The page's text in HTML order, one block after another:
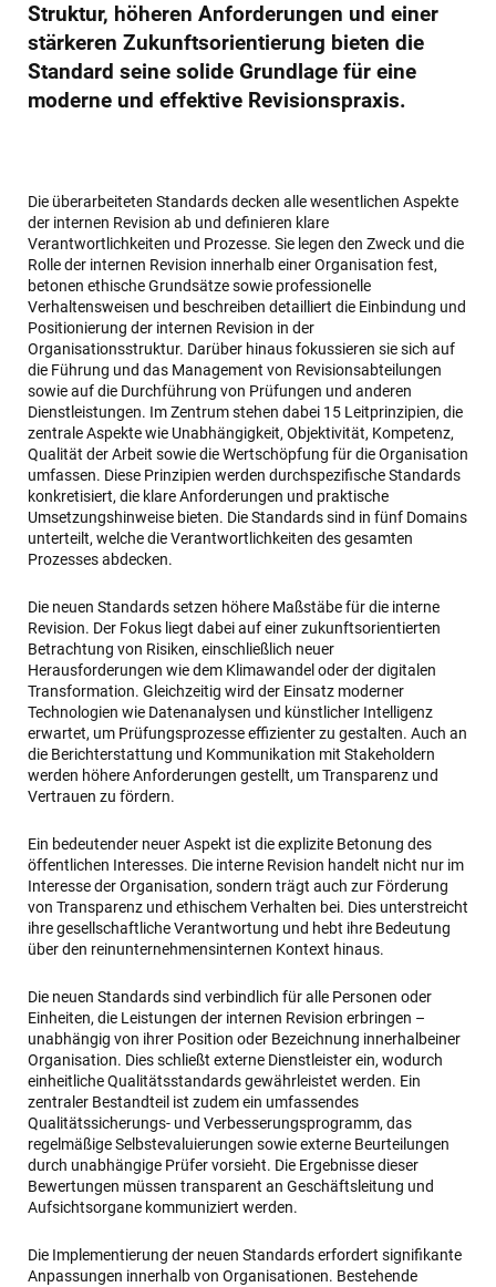
Struktur, höheren Anforderungen und einer
stärkeren Zukunftsorientierung bieten die
Standard seine solide Grundlage für eine
moderne und effektive Revisionspraxis.
Die überarbeiteten Standards decken alle wesentlichen Aspekte
der internen Revision ab und definieren klare
Verantwortlichkeiten und Prozesse. Sie legen den Zweck und die
Rolle der internen Revision innerhalb einer Organisation fest,
betonen ethische Grundsätze sowie professionelle
Verhaltensweisen und beschreiben detailliert die Einbindung und
Positionierung der internen Revision in der
Organisationsstruktur. Darüber hinaus fokussieren sie sich auf
die Führung und das Management von Revisionsabteilungen
sowie auf die Durchführung von Prüfungen und anderen
Dienstleistungen. Im Zentrum stehen dabei 15 Leitprinzipien, die
zentrale Aspekte wie Unabhängigkeit, Objektivität, Kompetenz,
Qualität der Arbeit sowie die Wertschöpfung für die Organisation
umfassen. Diese Prinzipien werden durchspezifische Standards
konkretisiert, die klare Anforderungen und praktische
Umsetzungshinweise bieten. Die Standards sind in fünf Domains
unterteilt, welche die Verantwortlichkeiten des gesamten
Prozesses abdecken.
Die neuen Standards setzen höhere Maßstäbe für die interne
Revision. Der Fokus liegt dabei auf einer zukunftsorientierten
Betrachtung von Risiken, einschließlich neuer
Herausforderungen wie dem Klimawandel oder der digitalen
Transformation. Gleichzeitig wird der Einsatz moderner
Technologien wie Datenanalysen und künstlicher Intelligenz
erwartet, um Prüfungsprozesse effizienter zu gestalten. Auch an
die Berichterstattung und Kommunikation mit Stakeholdern
werden höhere Anforderungen gestellt, um Transparenz und
Vertrauen zu fördern.
Ein bedeutender neuer Aspekt ist die explizite Betonung des
öffentlichen Interesses. Die interne Revision handelt nicht nur im
Interesse der Organisation, sondern trägt auch zur Förderung
von Transparenz und ethischem Verhalten bei. Dies unterstreicht
ihre gesellschaftliche Verantwortung und hebt ihre Bedeutung
über den reinunternehmensinternen Kontext hinaus.
Die neuen Standards sind verbindlich für alle Personen oder
Einheiten, die Leistungen der internen Revision erbringen –
unabhängig von ihrer Position oder Bezeichnung innerhalbeiner
Organisation. Dies schließt externe Dienstleister ein, wodurch
einheitliche Qualitätsstandards gewährleistet werden. Ein
zentraler Bestandteil ist zudem ein umfassendes
Qualitätssicherungs- und Verbesserungsprogramm, das
regelmäßige Selbstevaluierungen sowie externe Beurteilungen
durch unabhängige Prüfer vorsieht. Die Ergebnisse dieser
Bewertungen müssen transparent an Geschäftsleitung und
Aufsichtsorgane kommuniziert werden.
Die Implementierung der neuen Standards erfordert signifikante
Anpassungen innerhalb von Organisationen. Bestehende